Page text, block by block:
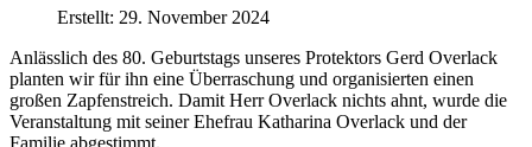
Erstellt: 29. November 2024
Anlässlich des 80. Geburtstags unseres Protektors Gerd Overlack
planten wir für ihn eine Überraschung und organisierten einen
großen Zapfenstreich. Damit Herr Overlack nichts ahnt, wurde die
Veranstaltung mit seiner Ehefrau Katharina Overlack und der
Familie abgestimmt.